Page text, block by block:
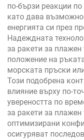
по-бързи реакции
като дава
енергията си през
Надеждната
за ракети за плажен
положение на
морската пръски
Този подобрена
влияние върху по-
увереността по
за ракети за
оптимизирани
осигуряват